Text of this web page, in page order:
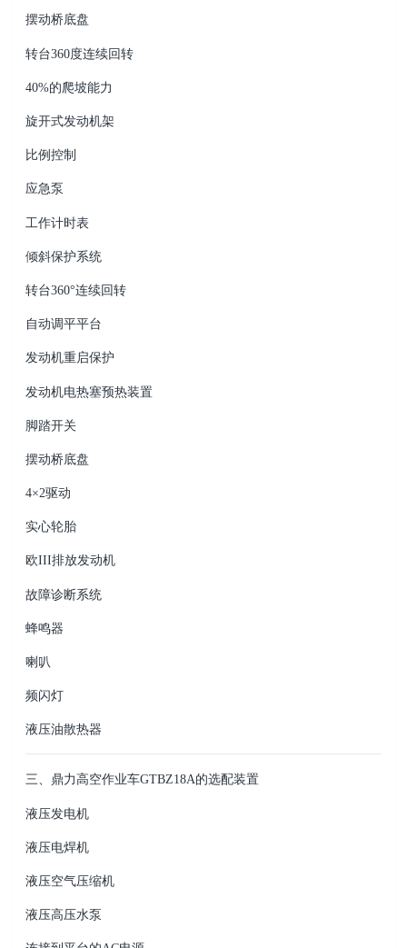
摆动桥底盘
转台360度连续回转
40%的爬坡能力
旋开式发动机架
比例控制
应急泵
工作计时表
倾斜保护系统
转台360°连续回转
自动调平平台
发动机重启保护
发动机电热塞预热装置
脚踏开关
摆动桥底盘
4×2驱动
实心轮胎
欧III排放发动机
故障诊断系统
蜂鸣器
喇叭
频闪灯
液压油散热器
三、鼎力高空作业车GTBZ18A的选配装置
液压发电机
液压电焊机
液压空气压缩机
液压高压水泵